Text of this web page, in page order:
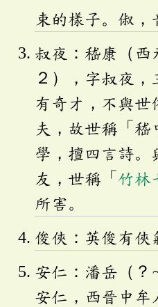
束的樣子。俶，
叔夜：嵇康（西
２），字叔夜
有奇才，不與世
夫，故世稱「
學，擅四言詩。
友，世稱「 竹林
所害。
俊俠：英俊有俠
安仁：潘岳（
安仁，西晉中牟